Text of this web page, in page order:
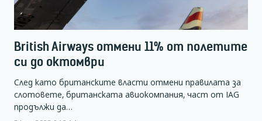
British Airways отмени 11% от полетите
си до октомври
След като британските власти отмени правилата за
слотовете, британската авиокомпания, част от IAG
продължи да…